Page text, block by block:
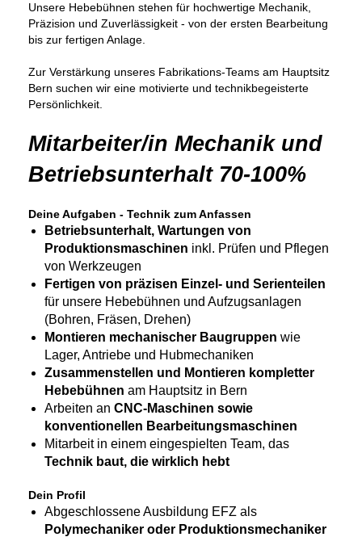
Unsere Hebebühnen stehen für hochwertige Mechanik,
Präzision und Zuverlässigkeit - von der ersten Bearbeitung
bis zur fertigen Anlage.
Zur Verstärkung unseres Fabrikations-Teams am Hauptsitz
Bern suchen wir eine motivierte und technikbegeisterte
Persönlichkeit.
Mitarbeiter/in Mechanik und
Betriebsunterhalt 70-100%
Deine Aufgaben - Technik zum Anfassen
Betriebsunterhalt, Wartungen von
Produktionsmaschinen inkl. Prüfen und Pflegen
von Werkzeugen
Fertigen von präzisen Einzel- und Serienteilen
für unsere Hebebühnen und Aufzugsanlagen
(Bohren, Fräsen, Drehen)
Montieren mechanischer Baugruppen wie
Lager, Antriebe und Hubmechaniken
Zusammenstellen und Montieren kompletter
Hebebühnen am Hauptsitz in Bern
Arbeiten an CNC-Maschinen sowie
konventionellen Bearbeitungsmaschinen
Mitarbeit in einem eingespielten Team, das
Technik baut, die wirklich hebt
Dein Profil
Abgeschlossene Ausbildung EFZ als
Polymechaniker oder Produktionsmechaniker